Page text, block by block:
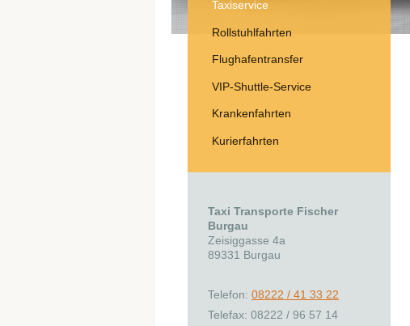
Taxiservice
Rollstuhlfahrten
Flughafentransfer
VIP-Shuttle-Service
Krankenfahrten
Kurierfahrten
Taxi Transporte Fischer
Burgau
Zeisiggasse 4a
89331 Burgau
Telefon: 08222 / 41 33 22
Telefax: 08222 / 96 57 14